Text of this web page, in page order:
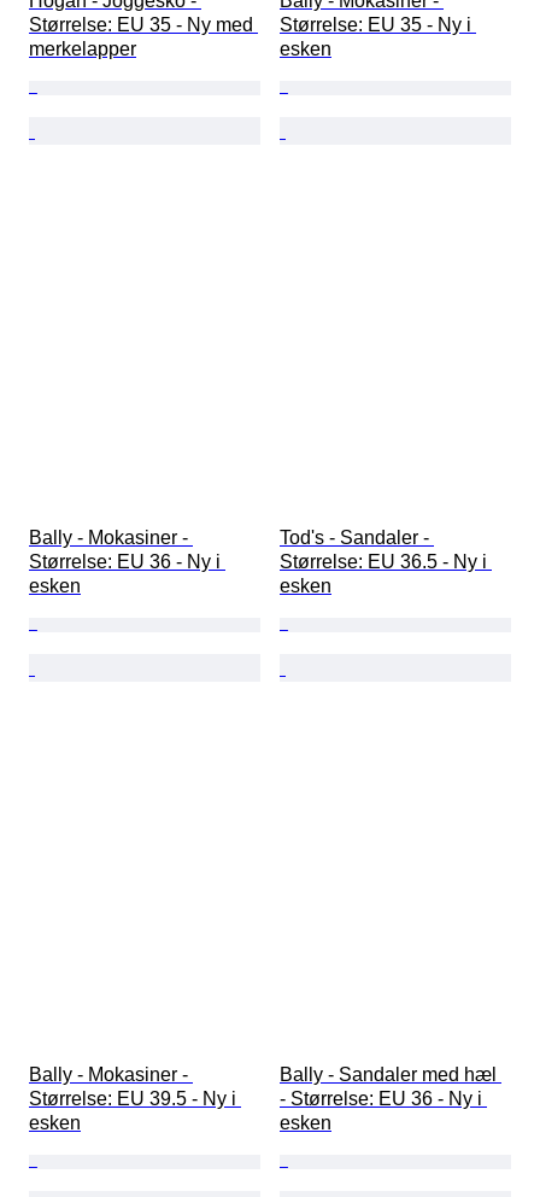
Størrelse: EU 35 - Ny med
merkelapper
Størrelse: EU 35 - Ny i
esken
Bally - Mokasiner -
Størrelse: EU 36 - Ny i
esken
Tod's - Sandaler -
Størrelse: EU 36.5 - Ny i
esken
Bally - Mokasiner -
Størrelse: EU 39.5 - Ny i
esken
Bally - Sandaler med hæl
- Størrelse: EU 36 - Ny i
esken